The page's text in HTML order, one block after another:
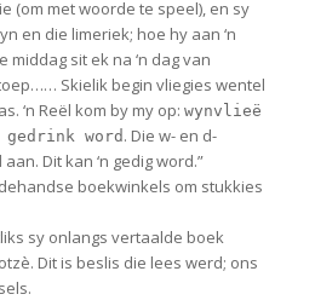
(om met woorde te speel), en sy
en die limeriek; hoe hy aan ‘n
middag sit ek na ‘n dag van
Skielik begin vliegies wentel
‘n Reël kom by my op: wynvlieë
word . Die w- en d-
Dit kan ‘n gedig word.”
boekwinkels om stukkies
sy onlangs vertaalde boek
Dit is beslis die lees werd; ons